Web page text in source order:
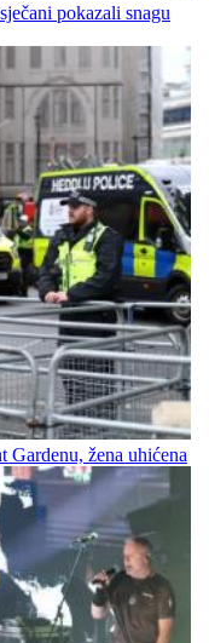
pokazali snagu
Gardenu, žena uhićena